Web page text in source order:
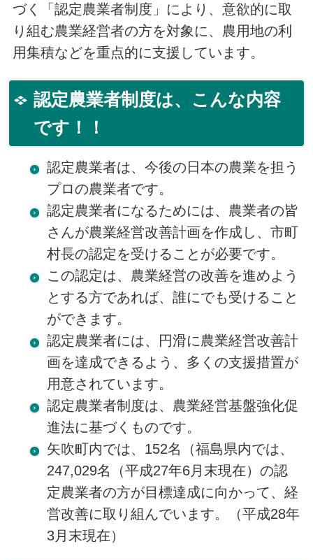
づく「認定農業者制度」により、意欲的に取
り組む農業経営者の方を対象に、農用地の利
用集積などを重点的に支援しています。
認定農業者制度は、こんな内容
です！！
認定農業者は、今後の日本の農業を担う
プロの農業者です。
認定農業者になるためには、農業者の皆
さんが農業経営改善計画を作成し、市町
村長の認定を受けることが必要です。
この認定は、農業経営の改善を進めよう
とする方であれば、誰にでも受けること
ができます。
認定農業者には、円滑に農業経営改善計
画を達成できるよう、多くの支援措置が
用意されています。
認定農業者制度は、農業経営基盤強化促
進法に基づくものです。
矢吹町内では、152名（福島県内では、
247,029名（平成27年6月末現在）の認
定農業者の方が目標達成に向かって、経
営改善に取り組んでいます。（平成28年
3月末現在）